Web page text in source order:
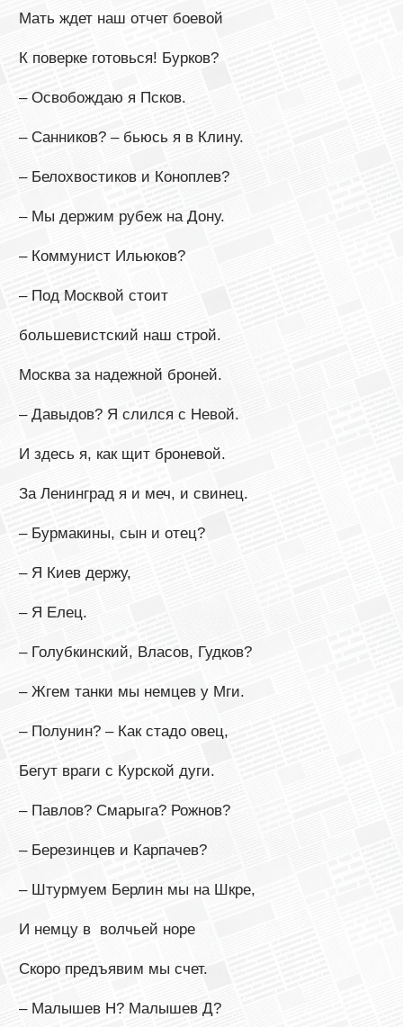
Мать ждет наш отчет боевой
К поверке готовься! Бурков?
– Освобождаю я Псков.
– Санников? – бьюсь я в Клину.
– Белохвостиков и Коноплев?
– Мы держим рубеж на Дону.
– Коммунист Ильюков?
– Под Москвой стоит
большевистский наш строй.
Москва за надежной броней.
– Давыдов? Я слился с Невой.
И здесь я, как щит броневой.
За Ленинград я и меч, и свинец.
– Бурмакины, сын и отец?
– Я Киев держу,
– Я Елец.
– Голубкинский, Власов, Гудков?
– Жгем танки мы немцев у Мги.
– Полунин? – Как стадо овец,
Бегут враги с Курской дуги.
– Павлов? Смарыга? Рожнов?
– Березинцев и Карпачев?
– Штурмуем Берлин мы на Шкре,
И немцу в волчьей норе
Скоро предъявим мы счет.
– Малышев Н? Малышев Д?